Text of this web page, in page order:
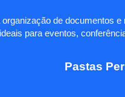
de documentos
para eventos,
Pastas